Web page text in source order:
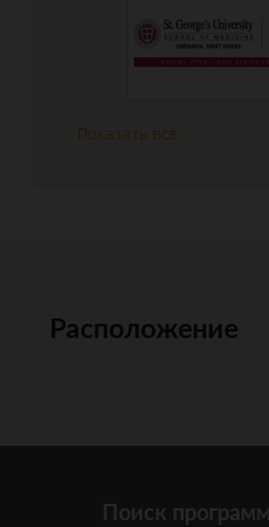
Показать все
Расположение
Поиск